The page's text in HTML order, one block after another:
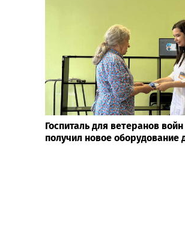
Госпиталь для ветеранов
получил новое оборудование